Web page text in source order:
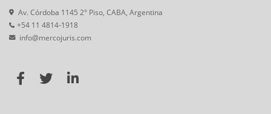
Av. Córdoba 1145 2° Piso, CABA, Argentina
+54 11 4814-1918
info@mercojuris.com